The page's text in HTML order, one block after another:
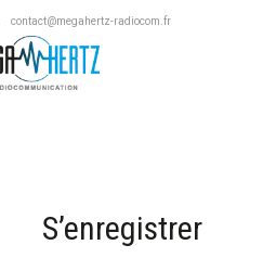
contact@megahertz-radiocom.fr
S’enregistrer